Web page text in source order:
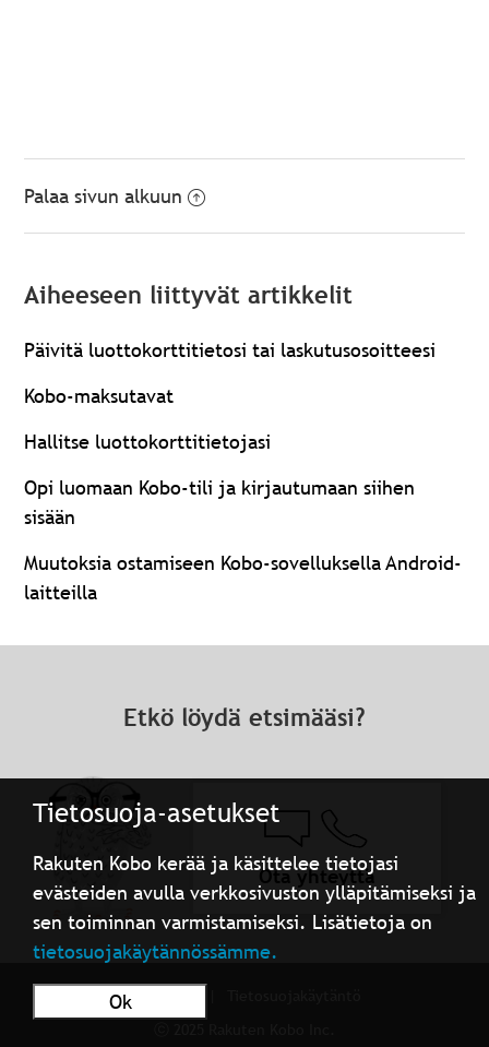
Tietosuoja-asetukset
Rakuten Kobo kerää ja käsittelee tietojasi
evästeiden avulla verkkosivuston ylläpitämiseksi ja
sen toiminnan varmistamiseksi. Lisätietoja on
tietosuojakäytännössämme.
Ok
Palaa sivun alkuun
Aiheeseen liittyvät artikkelit
Päivitä luottokorttitietosi tai laskutusosoitteesi
Kobo-maksutavat
Hallitse luottokorttitietojasi
Opi luomaan Kobo-tili ja kirjautumaan siihen
sisään
Muutoksia ostamiseen Kobo-sovelluksella Android-
laitteilla
Etkö löydä etsimääsi?
Ota yhteyttä
Käyttöehdot